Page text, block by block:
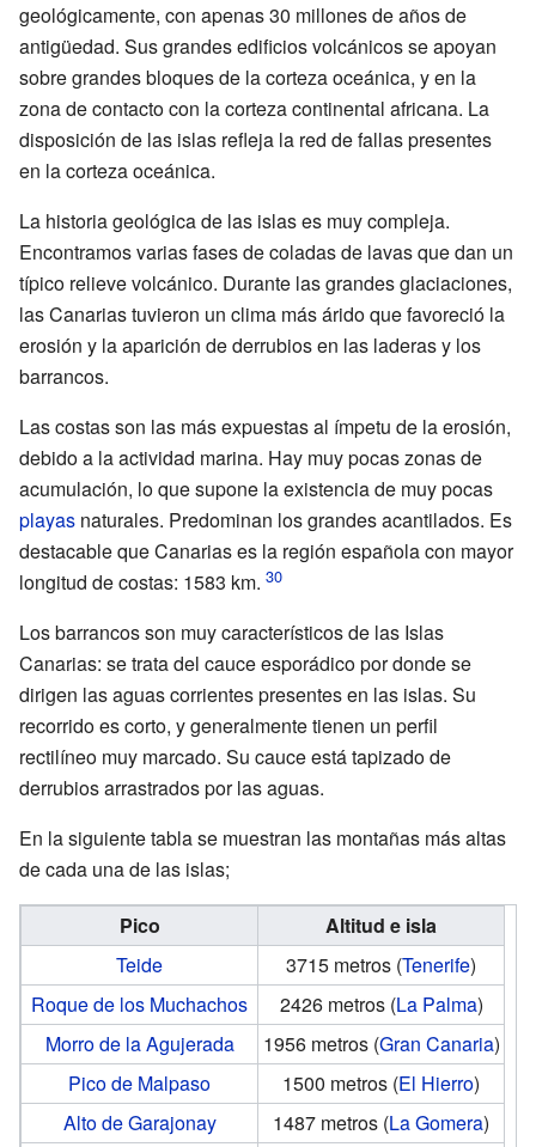
geológicamente, con apenas 30 millones de años de
antigüedad. Sus grandes edificios volcánicos se apoyan
sobre grandes bloques de la corteza oceánica, y en la
zona de contacto con la corteza continental africana. La
disposición de las islas refleja la red de fallas presentes
en la corteza oceánica.
La historia geológica de las islas es muy compleja.
Encontramos varias fases de coladas de lavas que dan un
típico relieve volcánico. Durante las grandes glaciaciones,
las Canarias tuvieron un clima más árido que favoreció la
erosión y la aparición de derrubios en las laderas y los
barrancos.
Las costas son las más expuestas al ímpetu de la erosión,
debido a la actividad marina. Hay muy pocas zonas de
acumulación, lo que supone la existencia de muy pocas
playas naturales. Predominan los grandes acantilados. Es
destacable que Canarias es la región española con mayor
longitud de costas: 1583 km.
Los barrancos son muy característicos de las Islas
Canarias: se trata del cauce esporádico por donde se
dirigen las aguas corrientes presentes en las islas. Su
recorrido es corto, y generalmente tienen un perfil
rectilíneo muy marcado. Su cauce está tapizado de
derrubios arrastrados por las aguas.
En la siguiente tabla se muestran las montañas más altas
de cada una de las islas;
Pico
Altitud e isla
Teide
3715 metros (Tenerife)
Roque de los Muchachos
2426 metros (La Palma)
Morro de la Agujerada
1956 metros (Gran Canaria)
Pico de Malpaso
1500 metros (El Hierro)
Alto de Garajonay
1487 metros (La Gomera)